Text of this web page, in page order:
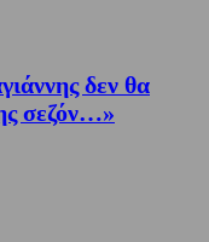
δεν θα
σεζόν…»